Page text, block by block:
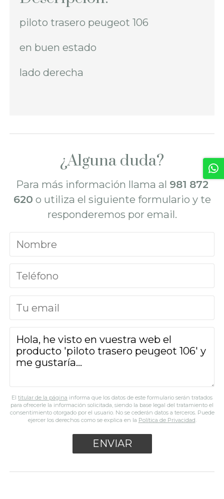
piloto trasero peugeot 106
en buen estado
lado derecha
¿Alguna duda?
Para más información llama al 981 872
620 o utiliza el siguiente formulario y te
responderemos por email.
El titular de la página informa que los datos de este formulario serán tratados
para ofrecerle la información solicitada, siendo la base legal del tratamiento el
consentimiento otorgado por el usuario. No se cederán datos a terceros. Puede
ejercer los derechos como se explica en la Política de Privacidad.